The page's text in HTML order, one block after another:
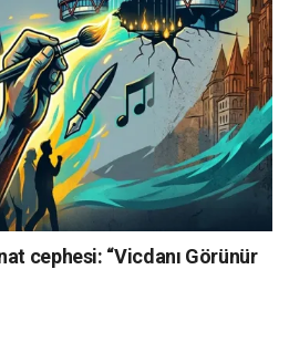
cephesi: “Vicdanı Görünür